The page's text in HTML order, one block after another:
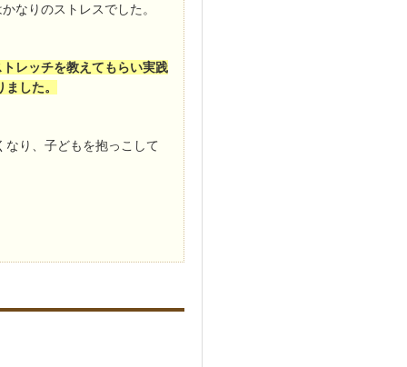
なりのストレスでした。
レッチを教えてもらい実践
した。
り、子どもを抱っこして